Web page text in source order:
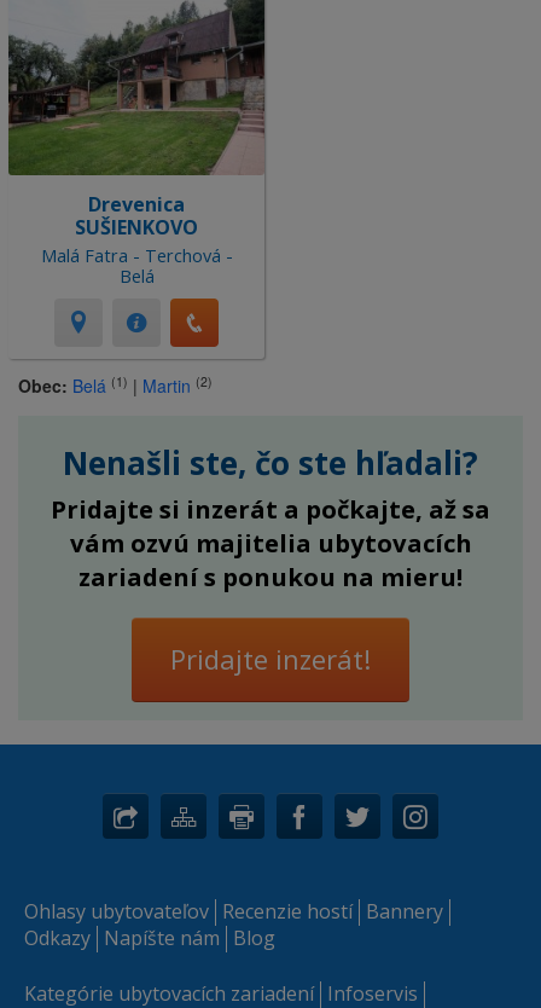
Drevenica
SUŠIENKOVO
Malá Fatra - Terchová -
Belá
Obec: Belá (1) | Martin (2)
Nenašli ste, čo ste hľadali?
Pridajte si inzerát a počkajte, až sa
vám ozvú majitelia ubytovacích
zariadení s ponukou na mieru!
Pridajte inzerát!
Ohlasy ubytovateľov Recenzie hostí Bannery
Odkazy Napíšte nám Blog
Kategórie ubytovacích zariadení Infoservis